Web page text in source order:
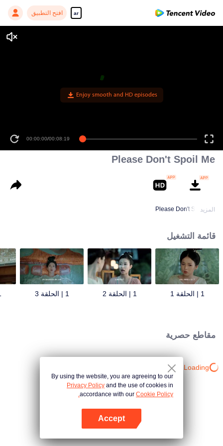
ar افتح التطبيق
00:00:00/00:08:19
Please Don't Spoil Me
Please Don't Spoil Me
المزيد
قائمة التشغيل
1 | الحلقة 1 1 | الحلقة 2 1 | الحلقة 3
مقاطع حصرية
Loading…
By using the website, you are agreeing to our
Privacy Policy and the use of cookies in
accordance with our Cookie Policy.
Accept